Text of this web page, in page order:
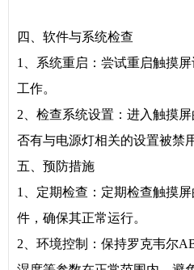
四、软件与系统检查
1、系统重启：尝试重启触摸
工作。
2、检查系统设置：进入触摸
否有与电源灯相关的设置被禁
五、预防措施
1、定期检查：定期检查触摸
件，确保其正常运行。
2、环境控制：保持罗克韦尔